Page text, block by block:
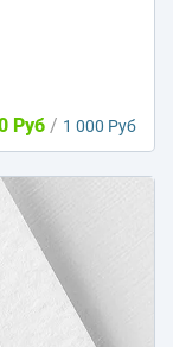
Руб / 1 000 Руб